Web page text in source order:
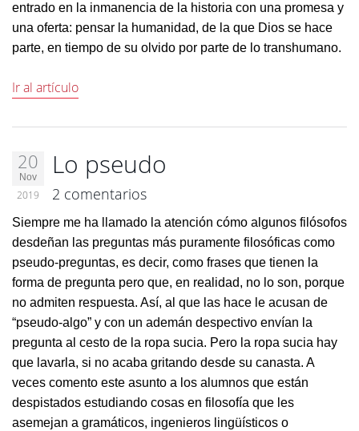
entrado en la inmanencia de la historia con una promesa y
una oferta: pensar la humanidad, de la que Dios se hace
parte, en tiempo de su olvido por parte de lo transhumano.
Ir al artículo
20
Nov
2019
Lo pseudo
2 comentarios
Siempre me ha llamado la atención cómo algunos filósofos
desdeñan las preguntas más puramente filosóficas como
pseudo-preguntas, es decir, como frases que tienen la
forma de pregunta pero que, en realidad, no lo son, porque
no admiten respuesta. Así, al que las hace le acusan de
“pseudo-algo” y con un ademán despectivo envían la
pregunta al cesto de la ropa sucia. Pero la ropa sucia hay
que lavarla, si no acaba gritando desde su canasta. A
veces comento este asunto a los alumnos que están
despistados estudiando cosas en filosofía que les
asemejan a gramáticos, ingenieros lingüísticos o